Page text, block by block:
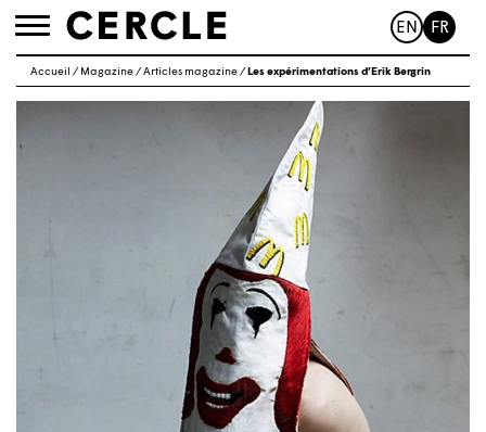
Toggle
EN FR
Accueil / Magazine/Articles magazine/ Les expérimentations d’Erik Bergrin